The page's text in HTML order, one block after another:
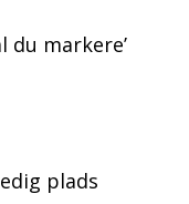
markere’